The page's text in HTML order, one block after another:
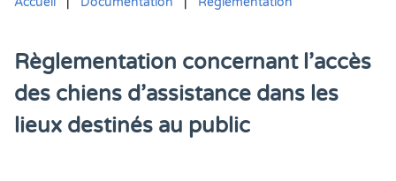
Règlementation concernant l’accès
des chiens d’assistance dans les
lieux destinés au public